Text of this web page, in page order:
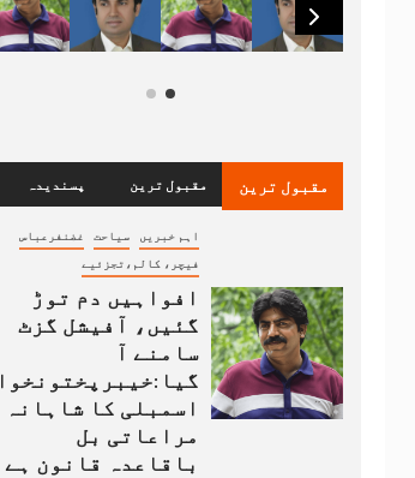
مقبول ترین مقبول ترین پسندیدہ
اہم خبریں سیاحت غضنفرعباس
فیچر، کالم،تجزئیے
افواہیں دم توڑ
گئیں، آفیشل گزٹ
سامنے آ
گیا:خیبرپختونخوا
اسمبلی کا شاہانہ
مراعاتی بل
باقاعدہ قانون ہے